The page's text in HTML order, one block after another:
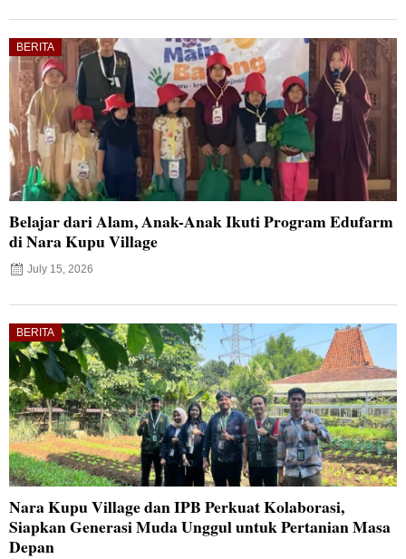
BERITA
Belajar dari Alam, Anak-Anak Ikuti Program Edufarm
di Nara Kupu Village
July 15, 2026
BERITA
Nara Kupu Village dan IPB Perkuat Kolaborasi,
Siapkan Generasi Muda Unggul untuk Pertanian Masa
Depan